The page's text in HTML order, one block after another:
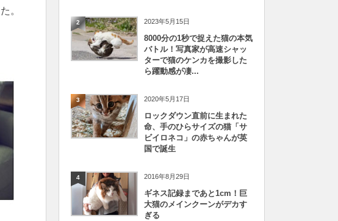
。
2 2023年5月15日
8000分の1秒で捉えた猫の本気
バトル！写真家が高速シャッ
ターで猫のケンカを撮影した
ら躍動感が凄...
3 2020年5月17日
ロックダウン直前に生まれた
命、手のひらサイズの猫「サ
ビイロネコ」の赤ちゃんが英
国で誕生
4 2016年8月29日
ギネス記録まであと1cm！巨
大猫のメインクーンがデカす
ぎる